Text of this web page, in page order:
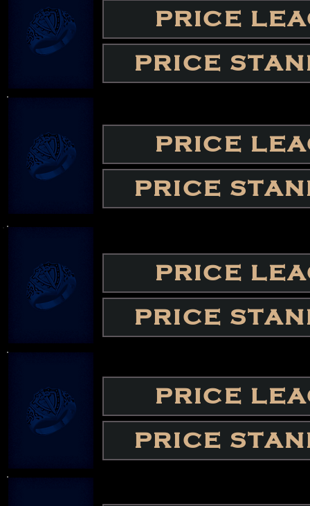
PRICE
PRICE
PRICE
PRICE
PRICE
PRICE
PRICE
PRICE